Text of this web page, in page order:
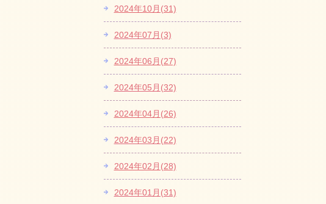
2024年10月(31)
2024年07月(3)
2024年06月(27)
2024年05月(32)
2024年04月(26)
2024年03月(22)
2024年02月(28)
2024年01月(31)